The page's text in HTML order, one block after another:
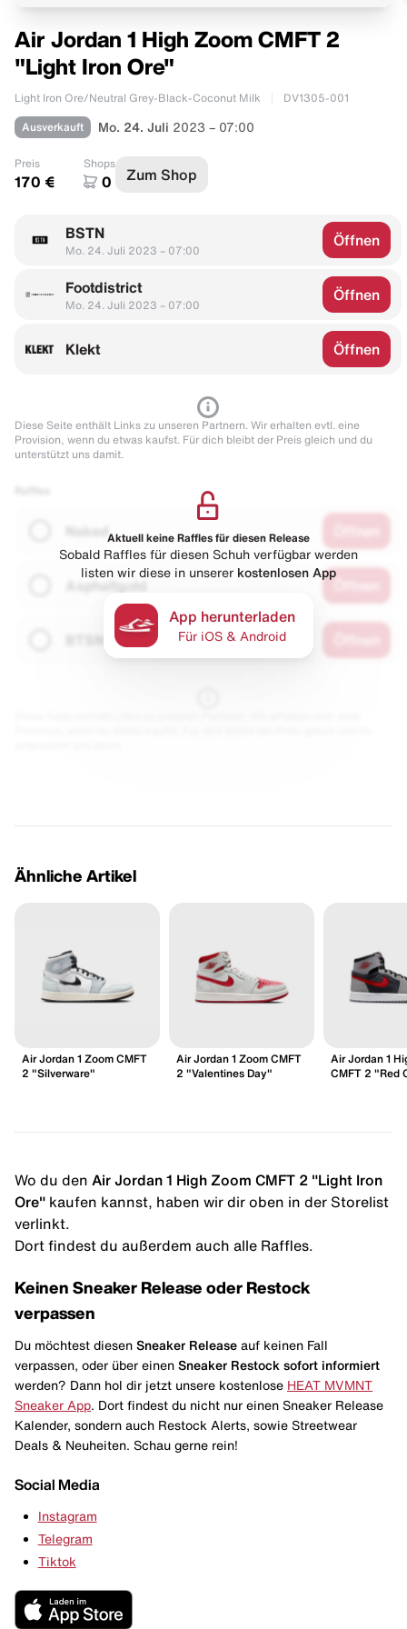
Air Jordan 1 High Zoom CMFT 2
"Light Iron Ore"
Light Iron Ore/Neutral Grey-Black-Coconut Milk DV1305-001
Ausverkauft Mo. 24. Juli 2023 – 07:00
Preis
170 €
Shops
0 Zum Shop
BSTN
Mo. 24. Juli 2023 – 07:00
Öffnen
Footdistrict
Mo. 24. Juli 2023 – 07:00
Öffnen
Klekt Öffnen
Diese Seite enthält Links zu unseren Partnern. Wir erhalten evtl. eine
Provision, wenn du etwas kaufst. Für dich bleibt der Preis gleich und du
unterstützt uns damit.
Naked
Asphaltgold
Aktuell keine Raffles für diesen Release
Sobald Raffles für diesen Schuh verfügbar werden
listen wir diese in unserer kostenlosen App
App herunterladen
Für iOS & Android
Ähnliche Artikel
Air Jordan 1 Zoom CMFT
2 "Silverware"
Air Jordan 1 Zoom CMFT
2 "Valentines Day"
Air Jordan 1
CMFT 2 "Red
Wo du den Air Jordan 1 High Zoom CMFT 2 "Light Iron
Ore" kaufen kannst, haben wir dir oben in der Storelist
verlinkt.
Dort findest du außerdem auch alle Raffles.
Keinen Sneaker Release oder Restock
verpassen
Du möchtest diesen Sneaker Release auf keinen Fall
verpassen, oder über einen Sneaker Restock sofort informiert
werden? Dann hol dir jetzt unsere kostenlose HEAT MVMNT
Sneaker App . Dort findest du nicht nur einen Sneaker Release
Kalender, sondern auch Restock Alerts, sowie Streetwear
Deals & Neuheiten. Schau gerne rein!
Social Media
Instagram
Telegram
Tiktok